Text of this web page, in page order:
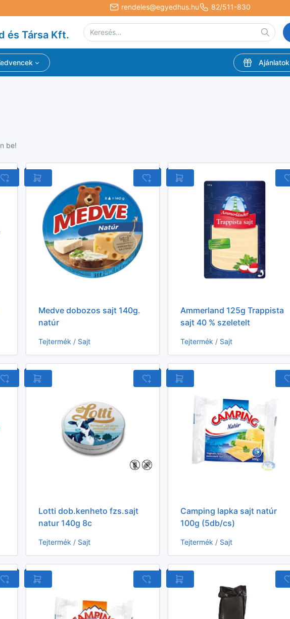
rendeles@egyedhus.hu 82/511-830
és Társa Kft.
Ajánlatok
be!
Medve dobozos sajt 140g.
natúr
Tejtermék / Sajt
Ammerland 125g Trappista
sajt 40 % szeletelt
Tejtermék / Sajt
Lotti dob.kenheto fzs.sajt
natur 140g 8c
Tejtermék / Sajt
Camping lapka sajt natúr
100g (5db/cs)
Tejtermék / Sajt